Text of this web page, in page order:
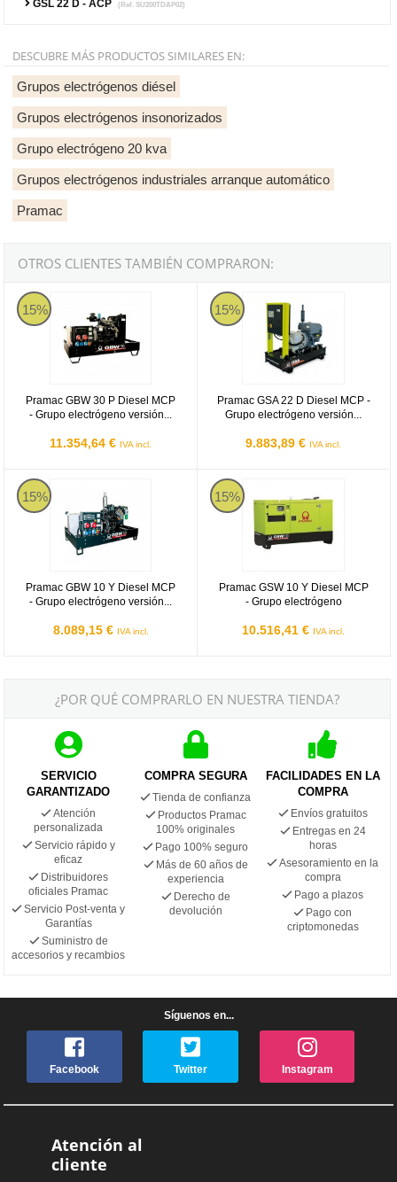
GSL 22 D - ACP (Ref. SU200TDAP02)
DESCUBRE MÁS PRODUCTOS SIMILARES EN:
Grupos electrógenos diésel
Grupos electrógenos insonorizados
Grupo electrógeno 20 kva
Grupos electrógenos industriales arranque automático
Pramac
OTROS CLIENTES TAMBIÉN COMPRARON:
15%
Pramac GBW 30 P Diesel MCP
- Grupo electrógeno versión...
11.354,64 € IVA incl.
Pramac GBW 30 P Diesel MCP - Grupo electrógeno versión abierta
15%
Pramac GSA 22 D Diesel MCP -
Grupo electrógeno versión...
9.883,89 € IVA incl.
Pramac GSA 22 D Diesel MCP -
15%
Pramac GBW 10 Y Diesel MCP
- Grupo electrógeno versión...
8.089,15 € IVA incl.
Pramac GBW 10 Y Diesel MCP - Grupo electrógeno versión abierta
15%
Pramac GSW 10 Y Diesel MCP
- Grupo electrógeno
10.516,41 € IVA incl.
Pramac GSW 10 Y Diesel MCP -
¿POR QUÉ COMPRARLO EN NUESTRA TIENDA?
SERVICIO
GARANTIZADO
Atención
personalizada
Servicio rápido y
eficaz
Distribuidores
oficiales Pramac
Servicio Post-venta y
Garantías
Suministro de
accesorios y recambios
COMPRA SEGURA
Tienda de confianza
Productos Pramac
100% originales
Pago 100% seguro
Más de 60 años de
experiencia
Derecho de
devolución
FACILIDADES EN LA
COMPRA
Envíos gratuitos
Entregas en 24
horas
Asesoramiento en la
compra
Pago a plazos
Pago con
criptomonedas
Síguenos en...
Facebook Twitter Instagram
Atención al
cliente